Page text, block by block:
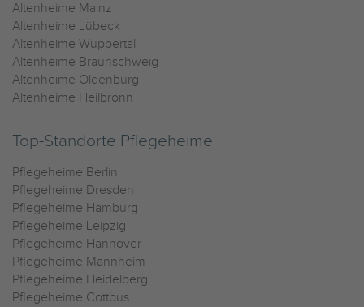
Altenheime Mainz
Altenheime Lübeck
Altenheime Wuppertal
Altenheime Braunschweig
Altenheime Oldenburg
Altenheime Heilbronn
Top-Standorte Pflegeheime
Pflegeheime Berlin
Pflegeheime Dresden
Pflegeheime Hamburg
Pflegeheime Leipzig
Pflegeheime Hannover
Pflegeheime Mannheim
Pflegeheime Heidelberg
Pflegeheime Cottbus